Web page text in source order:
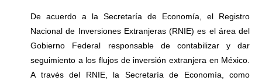
De acuerdo a la Secretaría de Economía, el Registro
Nacional de Inversiones Extranjeras (RNIE) es el área del
Gobierno Federal responsable de contabilizar y dar
seguimiento a los flujos de inversión extranjera en México.
A través del RNIE, la Secretaría de Economía, como